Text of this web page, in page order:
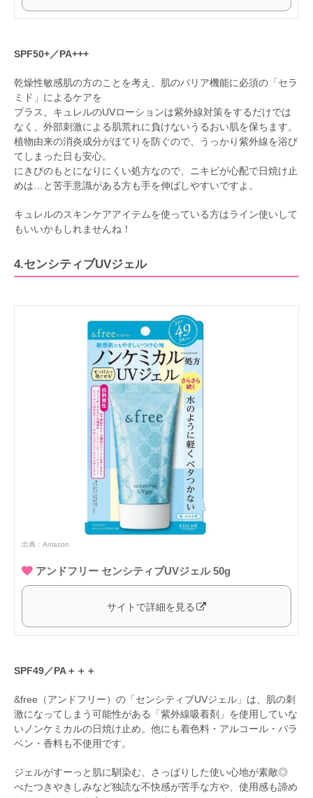
SPF50+／PA+++
乾燥性敏感肌の方のことを考え、肌のバリア機能に必須の「セラ
ミド」によるケアを
プラス。キュレルのUVローションは紫外線対策をするだけでは
なく、外部刺激による肌荒れに負けないうるおい肌を保ちます。
植物由来の消炎成分がほてりを防ぐので、うっかり紫外線を浴び
てしまった日も安心。
にきびのもとになりにくい処方なので、ニキビが心配で日焼け止
めは…と苦手意識がある方も手を伸ばしやすいですよ。
キュレルのスキンケアアイテムを使っている方はライン使いして
もいいかもしれませんね！
4.センシティブUVジェル
出典： Amazon
アンドフリー センシティブUVジェル 50g
サイトで詳細を見る
SPF49／PA＋＋＋
&free（アンドフリー）の「センシティブUVジェル」は、肌の刺
激になってしまう可能性がある「紫外線吸着剤」を使用していな
いノンケミカルの日焼け止め。他にも着色料・アルコール・パラ
ベン・香料も不使用です。
ジェルがすーっと肌に馴染む、さっぱりした使い心地が素敵◎
べたつきやきしみなど独読な不快感が苦手な方や、使用感も諦め